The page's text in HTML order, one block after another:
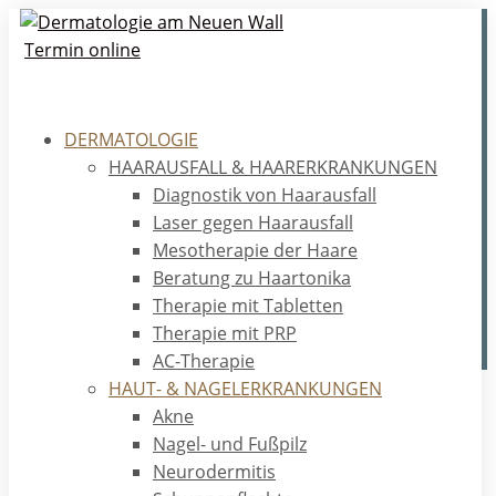
Termin online
DERMATOLOGIE
HAARAUSFALL & HAARERKRANKUNGEN
Diagnostik von Haarausfall
Laser gegen Haarausfall
Mesotherapie der Haare
Beratung zu Haartonika
Therapie mit Tabletten
Therapie mit PRP
AC-Therapie
HAUT- & NAGELERKRANKUNGEN
Akne
Nagel- und Fußpilz
Neurodermitis
HAUT- & NAGELERKRANKUNGEN
Die allgemeine Dermatologie befasst sich mit
der Diagnostik und Therapie von
Erkrankungen der Haut, der Haare und der
Nägel sowie der angrenzenden Schleimhäute.
TERMIN VEREINBAREN
Dermatologie/Haut- & Nagelerkrankungen